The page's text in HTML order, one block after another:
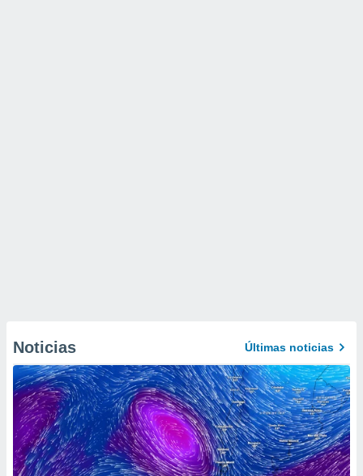
Noticias Últimas noticias